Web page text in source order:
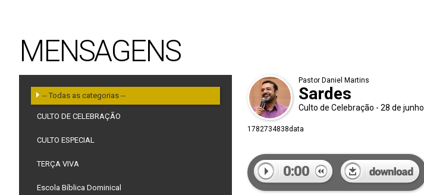
MENSAGENS
-- Todas as categorias --
CULTO DE CELEBRAÇÃO
CULTO ESPECIAL
TERÇA VIVA
Escola Bíblica Dominical
Pastor Daniel Martins
Sardes
Culto de Celebração - 28 de
1782734838data
0:00